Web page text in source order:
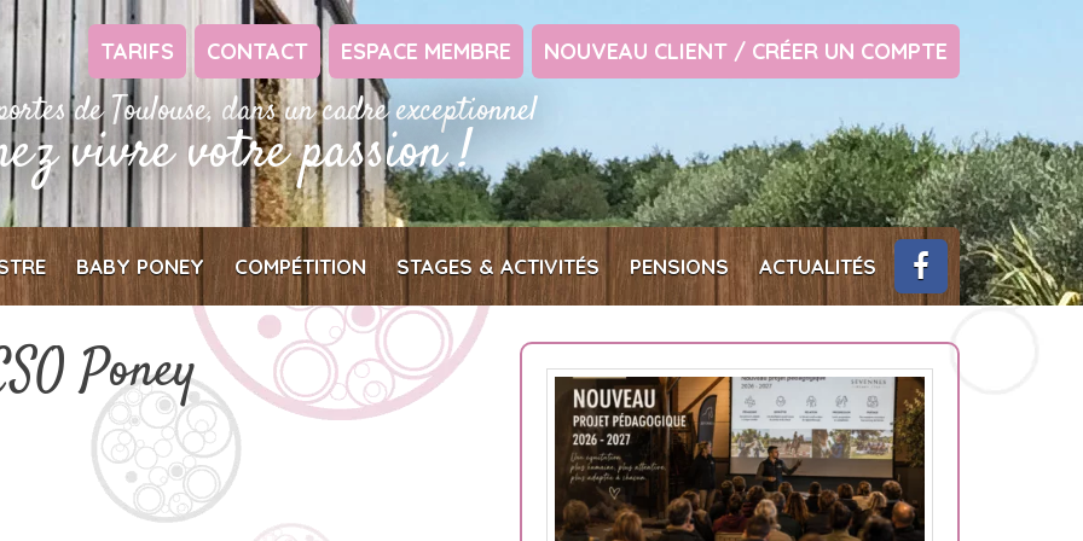
de Toulouse, dans un cadre exceptionnel
vivre votre passion !
TARIFS CONTACT ESPACE MEMBRE NOUVEAU CLIENT / CRÉER UN COMPTE
BABY PONEY COMPÉTITION STAGES & ACTIVITÉS PENSIONS ACTUALITÉS
Poney